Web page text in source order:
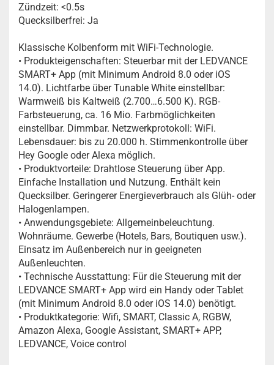
Zündzeit: <0.5s
Quecksilberfrei: Ja
Klassische Kolbenform mit WiFi-Technologie.
• Produkteigenschaften: Steuerbar mit der LEDVANCE
SMART+ App (mit Minimum Android 8.0 oder iOS
14.0). Lichtfarbe über Tunable White einstellbar:
Warmweiß bis Kaltweiß (2.700…6.500 K). RGB-
Farbsteuerung, ca. 16 Mio. Farbmöglichkeiten
einstellbar. Dimmbar. Netzwerkprotokoll: WiFi.
Lebensdauer: bis zu 20.000 h. Stimmenkontrolle über
Hey Google oder Alexa möglich.
• Produktvorteile: Drahtlose Steuerung über App.
Einfache Installation und Nutzung. Enthält kein
Quecksilber. Geringerer Energieverbrauch als Glüh- oder
Halogenlampen.
• Anwendungsgebiete: Allgemeinbeleuchtung.
Wohnräume. Gewerbe (Hotels, Bars, Boutiquen usw.).
Einsatz im Außenbereich nur in geeigneten
Außenleuchten.
• Technische Ausstattung: Für die Steuerung mit der
LEDVANCE SMART+ App wird ein Handy oder Tablet
(mit Minimum Android 8.0 oder iOS 14.0) benötigt.
• Produktkategorie: Wifi, SMART, Classic A, RGBW,
Amazon Alexa, Google Assistant, SMART+ APP,
LEDVANCE, Voice control